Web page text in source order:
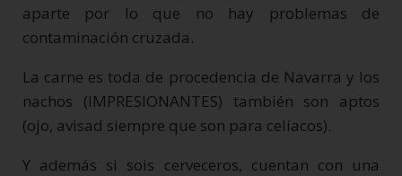
aparte por lo que no hay problemas de
contaminación cruzada.
La carne es toda de procedencia de Navarra y los
nachos (IMPRESIONANTES) también son aptos
(ojo, avisad siempre que son para celíacos).
Y además si sois cerveceros, cuentan con una